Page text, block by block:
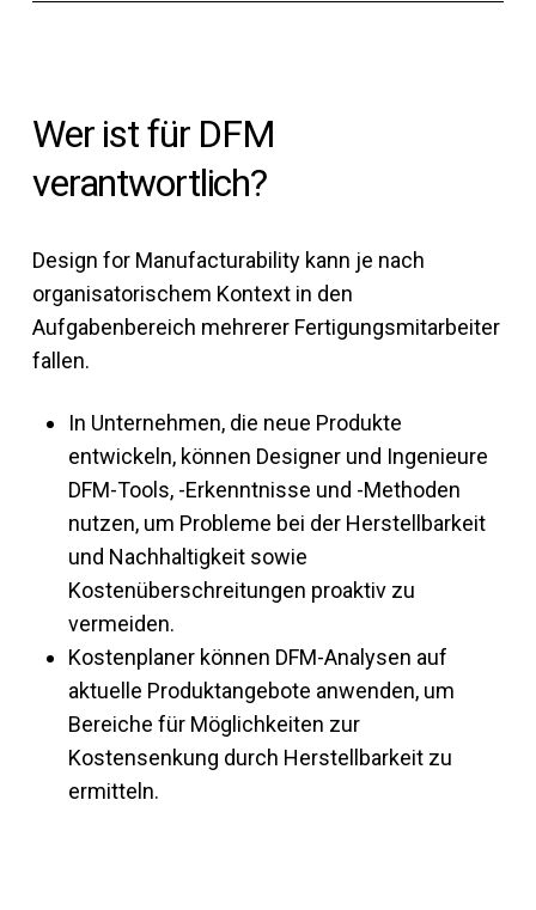
Wer ist für DFM
verantwortlich?
Design for Manufacturability kann je nach
organisatorischem Kontext in den
Aufgabenbereich mehrerer Fertigungsmitarbeiter
fallen.
In Unternehmen, die neue Produkte
entwickeln, können Designer und Ingenieure
DFM-Tools, -Erkenntnisse und -Methoden
nutzen, um Probleme bei der Herstellbarkeit
und Nachhaltigkeit sowie
Kostenüberschreitungen proaktiv zu
vermeiden.
Kostenplaner können DFM-Analysen auf
aktuelle Produktangebote anwenden, um
Bereiche für Möglichkeiten zur
Kostensenkung durch Herstellbarkeit zu
ermitteln.